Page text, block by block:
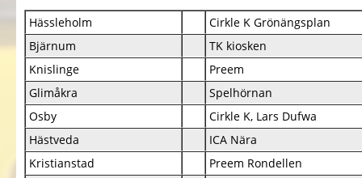
Hässleholm
Cirkle K Grönängsplan
Bjärnum
TK kiosken
Knislinge
Preem
Glimåkra
Spelhörnan
Osby
Cirkle K, Lars Dufwa
Hästveda
ICA Nära
Kristianstad
Preem Rondellen